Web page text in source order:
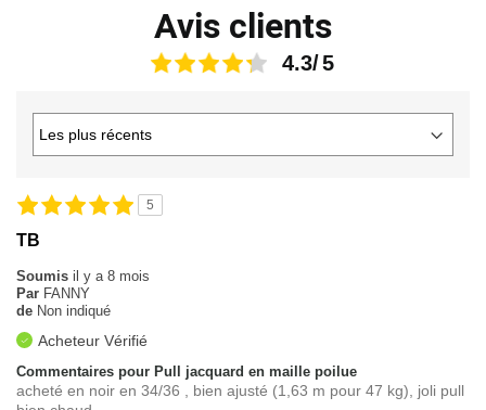
Avis clients
4.3
5
TB
Soumis il y a 8 mois
Par FANNY
de Non indiqué
Acheteur Vérifié
Commentaires pour Pull jacquard en maille poilue
acheté en noir en 34/36 , bien ajusté (1,63 m pour 47 kg), joli pull